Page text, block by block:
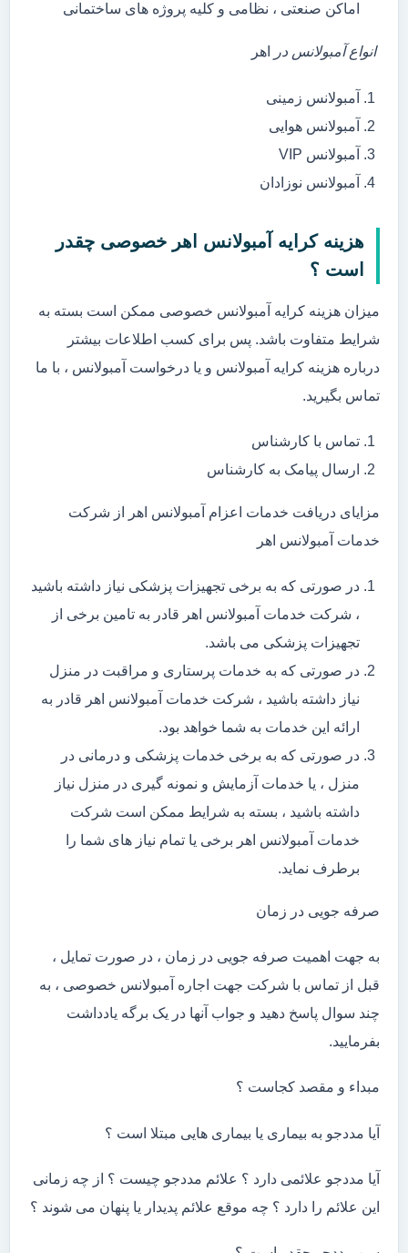
اماکن صنعتی ، نظامی و کلیه پروژه های ساختمانی
انواع آمبولانس در اهر
آمبولانس زمینی
آمبولانس هوایی
آمبولانس VIP
آمبولانس نوزادان
هزینه کرایه آمبولانس اهر خصوصی چقدر
است ؟
میزان هزینه کرایه آمبولانس خصوصی ممکن است بسته به
شرایط متفاوت باشد. پس برای کسب اطلاعات بیشتر
درباره هزینه کرایه آمبولانس و یا درخواست آمبولانس ، با ما
تماس بگیرید.
تماس با کارشناس
ارسال پیامک به کارشناس
مزایای دریافت خدمات اعزام آمبولانس اهر از شرکت
خدمات آمبولانس اهر
در صورتی که به برخی تجهیزات پزشکی نیاز داشته باشید
، شرکت خدمات آمبولانس اهر قادر به تامین برخی از
تجهیزات پزشکی می باشد.
در صورتی که به خدمات پرستاری و مراقبت در منزل
نیاز داشته باشید ، شرکت خدمات آمبولانس اهر قادر به
ارائه این خدمات به شما خواهد بود.
در صورتی که به برخی خدمات پزشکی و درمانی در
منزل ، یا خدمات آزمایش و نمونه گیری در منزل نیاز
داشته باشید ، بسته به شرایط ممکن است شرکت
خدمات آمبولانس اهر برخی یا تمام نیاز های شما را
برطرف نماید.
صرفه جویی در زمان
به جهت اهمیت صرفه جویی در زمان ، در صورت تمایل ،
قبل از تماس با شرکت جهت اجاره آمبولانس خصوصی ، به
چند سوال پاسخ دهید و جواب آنها در یک برگه یادداشت
بفرمایید.
مبداء و مقصد کجاست ؟
آیا مددجو به بیماری یا بیماری هایی مبتلا است ؟
آیا مددجو علائمی دارد ؟ علائم مددجو چیست ؟ از چه زمانی
این علائم را دارد ؟ چه موقع علائم پدیدار یا پنهان می شوند ؟